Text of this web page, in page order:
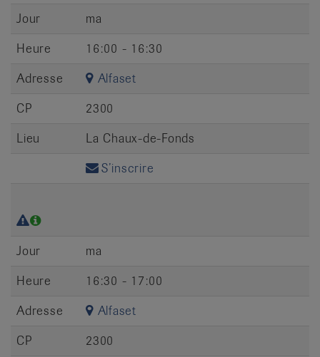
Jour
ma
Heure
16:00 - 16:30
Adresse
Alfaset
CP
2300
Lieu
La Chaux-de-Fonds
S’inscrire
Jour
ma
Heure
16:30 - 17:00
Adresse
Alfaset
CP
2300